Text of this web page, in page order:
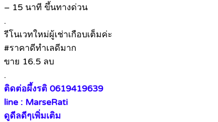
– 15 นาที ขึ้นทางด่วน
.
รีโนเวทใหม่ผู้เช่าเกือบเต็มค่ะ
#ราคาดีทำเลดีมาก
ขาย 16.5 ลบ
.
ติดต่อผึ้งรติ 0619419639
line : MarseRati
ดูดีลดีๆเพิ่มเติม